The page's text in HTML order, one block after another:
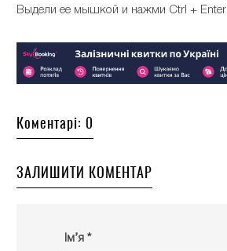
Выдели ее мышкой и нажми Ctrl + Enter
Коментарі: 0
ЗАЛИШИТИ КОМЕНТАР
Ім’я *